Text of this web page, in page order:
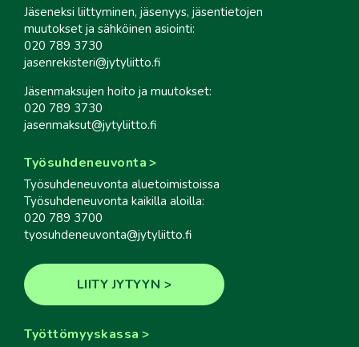
Jäseneksi liittyminen, jäsenyys, jäsentietojen
muutokset ja sähköinen asiointi:
020 789 3730
jasenrekisteri@jytyliitto.fi
Jäsenmaksujen hoito ja muutokset:
020 789 3730
jasenmaksut@jytyliitto.fi
Työsuhdeneuvonta
Työsuhdeneuvonta aluetoimistoissa
Työsuhdeneuvonta kaikilla aloilla:
020 789 3700
tyosuhdeneuvonta@jytyliitto.fi
LIITY JYTYYN
Työttömyyskassa